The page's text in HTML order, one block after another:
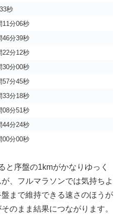
秒
11分06秒
46分39秒
22分12秒
30分00秒
57分45秒
33分18秒
08分51秒
44分24秒
00分00秒
と序盤の1kmがかなりゆっく
、フルマラソンでは気持ちよ
まで維持できる速さのほうが
のまま結果につながります。